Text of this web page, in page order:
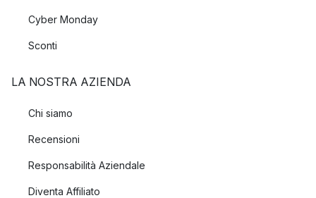
Cyber Monday
Sconti
LA NOSTRA AZIENDA
Chi siamo
Recensioni
Responsabilità Aziendale
Diventa Affiliato